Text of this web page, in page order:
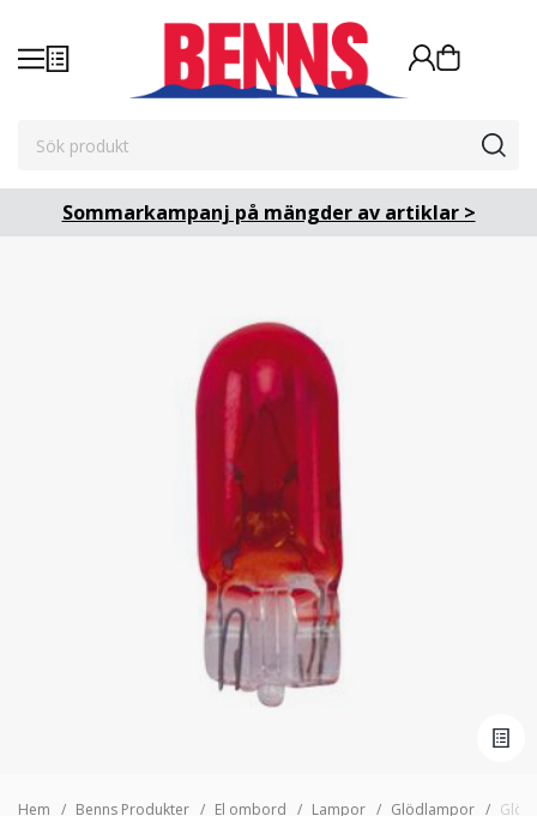
Sommarkampanj på mängder av artiklar >
Hem Benns Produkter El ombord Lampor Glödlampor